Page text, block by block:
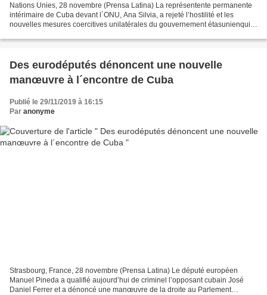
Nations Unies, 28 novembre (Prensa Latina) La représentente permanente
intérimaire de Cuba devant l´ONU, Ana Silvia, a rejeté l’hostilité et les
nouvelles mesures coercitives unilatérales du gouvernement étasunienqui
Des eurodéputés dénoncent une nouvelle
manœuvre à l´encontre de Cuba
Publié le 29/11/2019 à 16:15
Par anonyme
Strasbourg, France, 28 novembre (Prensa Latina) Le député européen
Manuel Pineda a qualifié aujourd’hui de criminel l’opposant cubain José
Daniel Ferrer et a dénoncé une manœuvre de la droite au Parlement